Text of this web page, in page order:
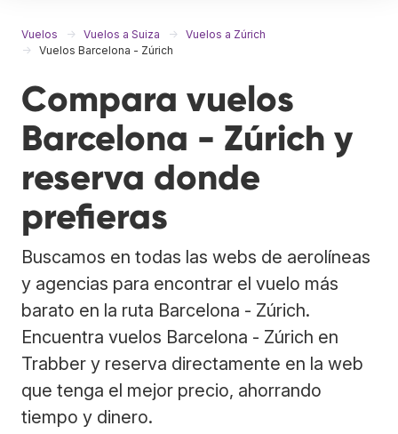
Vuelos Vuelos a Suiza
Vuelos a Zúrich
Vuelos Barcelona - Zúrich
Compara vuelos
Barcelona - Zúrich y
reserva donde
prefieras
Buscamos en todas las webs de aerolíneas
y agencias para encontrar el vuelo más
barato en la ruta Barcelona - Zúrich.
Encuentra vuelos Barcelona - Zúrich en
Trabber y reserva directamente en la web
que tenga el mejor precio, ahorrando
tiempo y dinero.